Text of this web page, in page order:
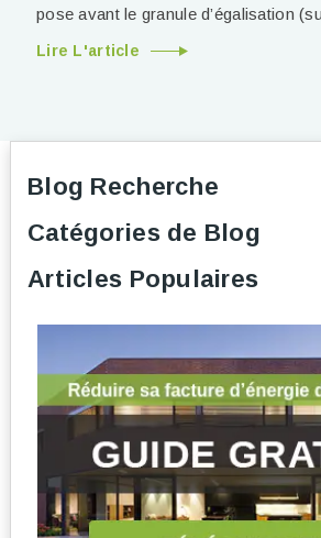
pose avant le granule d’égalisation
Lire L'article
Blog Recherche
Catégories de Blog
Articles Populaires